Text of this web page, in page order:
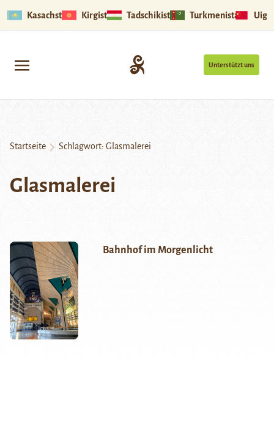
Kasachstan Kirgistan Tadschikistan Turkmenistan
Unterstützt uns
Startseite Schlagwort: Glasmalerei
Glasmalerei
Bahnhof im Morgenlicht